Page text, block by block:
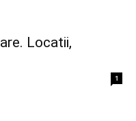
Locatii,
1